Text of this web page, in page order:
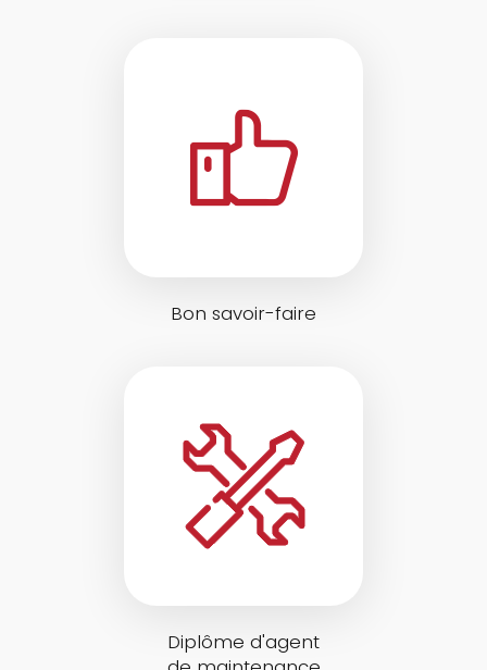
Bon savoir-faire
Diplôme d'agent